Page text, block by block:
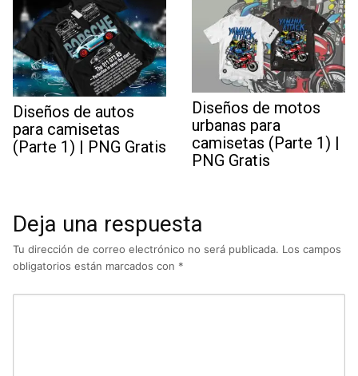
Diseños de autos
para camisetas
(Parte 1) | PNG Gratis
Diseños de motos
urbanas para
camisetas (Parte 1) |
PNG Gratis
Deja una respuesta
Tu dirección de correo electrónico no será publicada. Los campos
obligatorios están marcados con *